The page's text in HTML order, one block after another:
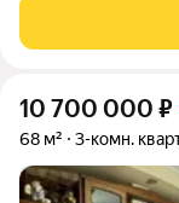
планировки,
спортивные
10 700 000 ₽
68 м² 3-комн.